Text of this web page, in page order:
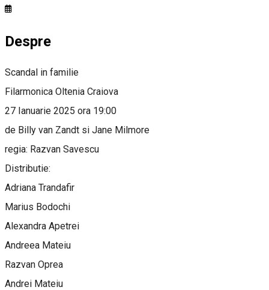
Despre
Scandal in familie
Filarmonica Oltenia Craiova
27 Ianuarie 2025 ora 19:00
de Billy van Zandt si Jane Milmore
regia: Razvan Savescu
Distributie:
Adriana Trandafir
Marius Bodochi
Alexandra Apetrei
Andreea Mateiu
Razvan Oprea
Andrei Mateiu